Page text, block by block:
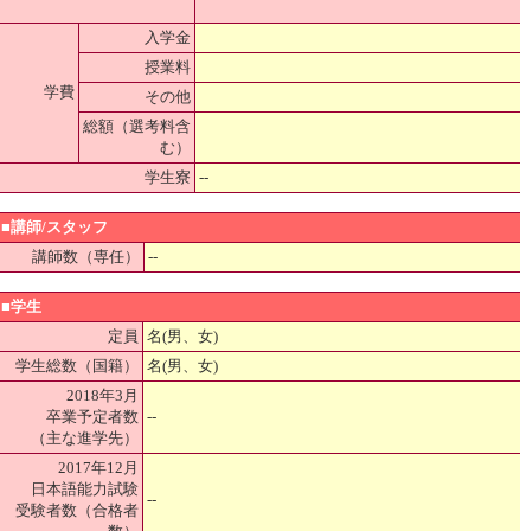
学費
入学金
授業料
その他
総額（選考料含
む）
学生寮 --
■講師/スタッフ
講師数（専任）
--
■学生
定員 名(男、女)
学生総数（国籍）
名(男、女)
2018年3月
卒業予定者数
（主な進学先）
--
2017年12月
日本語能力試験
受験者数（合格者
--